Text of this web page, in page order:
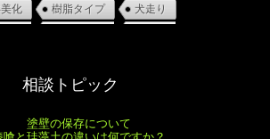
化 樹脂タイプ 犬走り
相談トピック
塗壁の保存について